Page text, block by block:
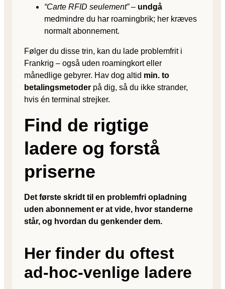
“Carte RFID seulement”– undgå
medmindre du har roamingbrik; her kræves
normalt abonnement.
Følger du disse trin, kan du lade problemfrit i
Frankrig – også uden roamingkort eller
månedlige gebyrer. Hav dog altid min. to
betalingsmetoder på dig, så du ikke strander,
hvis én terminal strejker.
Find de rigtige
ladere og forstå
priserne
Det første skridt til en problemfri opladning
uden abonnement er at vide, hvor standerne
står, og hvordan du genkender dem.
Her finder du oftest
ad-hoc-venlige ladere